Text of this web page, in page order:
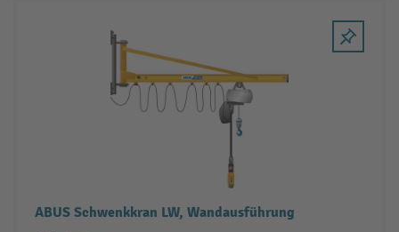
ABUS Schwenkkran LW, Wandausführung